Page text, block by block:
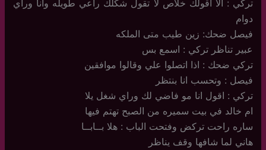
تركي : الا اقولك خلاص لا تقول شكلك راعي طويله وانا وراي
دوام
فيصل ضحك: زين طيب متى الملكه
عبير تناظر تركي : اسمع بس
تركي ضحك : اذا اتصلوا علي وقالوا موافقين
فيصل : وتحسب انا بنتظر
تركي : اقول انا مو فاضي لك وراي شغل يلا
ام خالد في بيت سميره من الصبح تهتم فيها
ساره راحت تركض وفتحت الباب : هلا بــابــا
هاني لما شافها وقف يناظر